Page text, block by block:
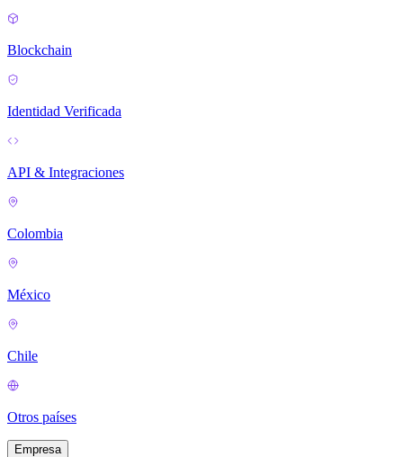
Blockchain
Identidad Verificada
API & Integraciones
Colombia
México
Chile
Otros países
Empresa